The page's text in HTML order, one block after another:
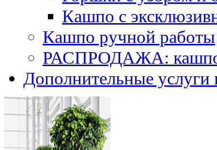
Кашпо с
Кашпо ручной работы
РАСПРОДАЖА: кашпо
Дополнительные услуги